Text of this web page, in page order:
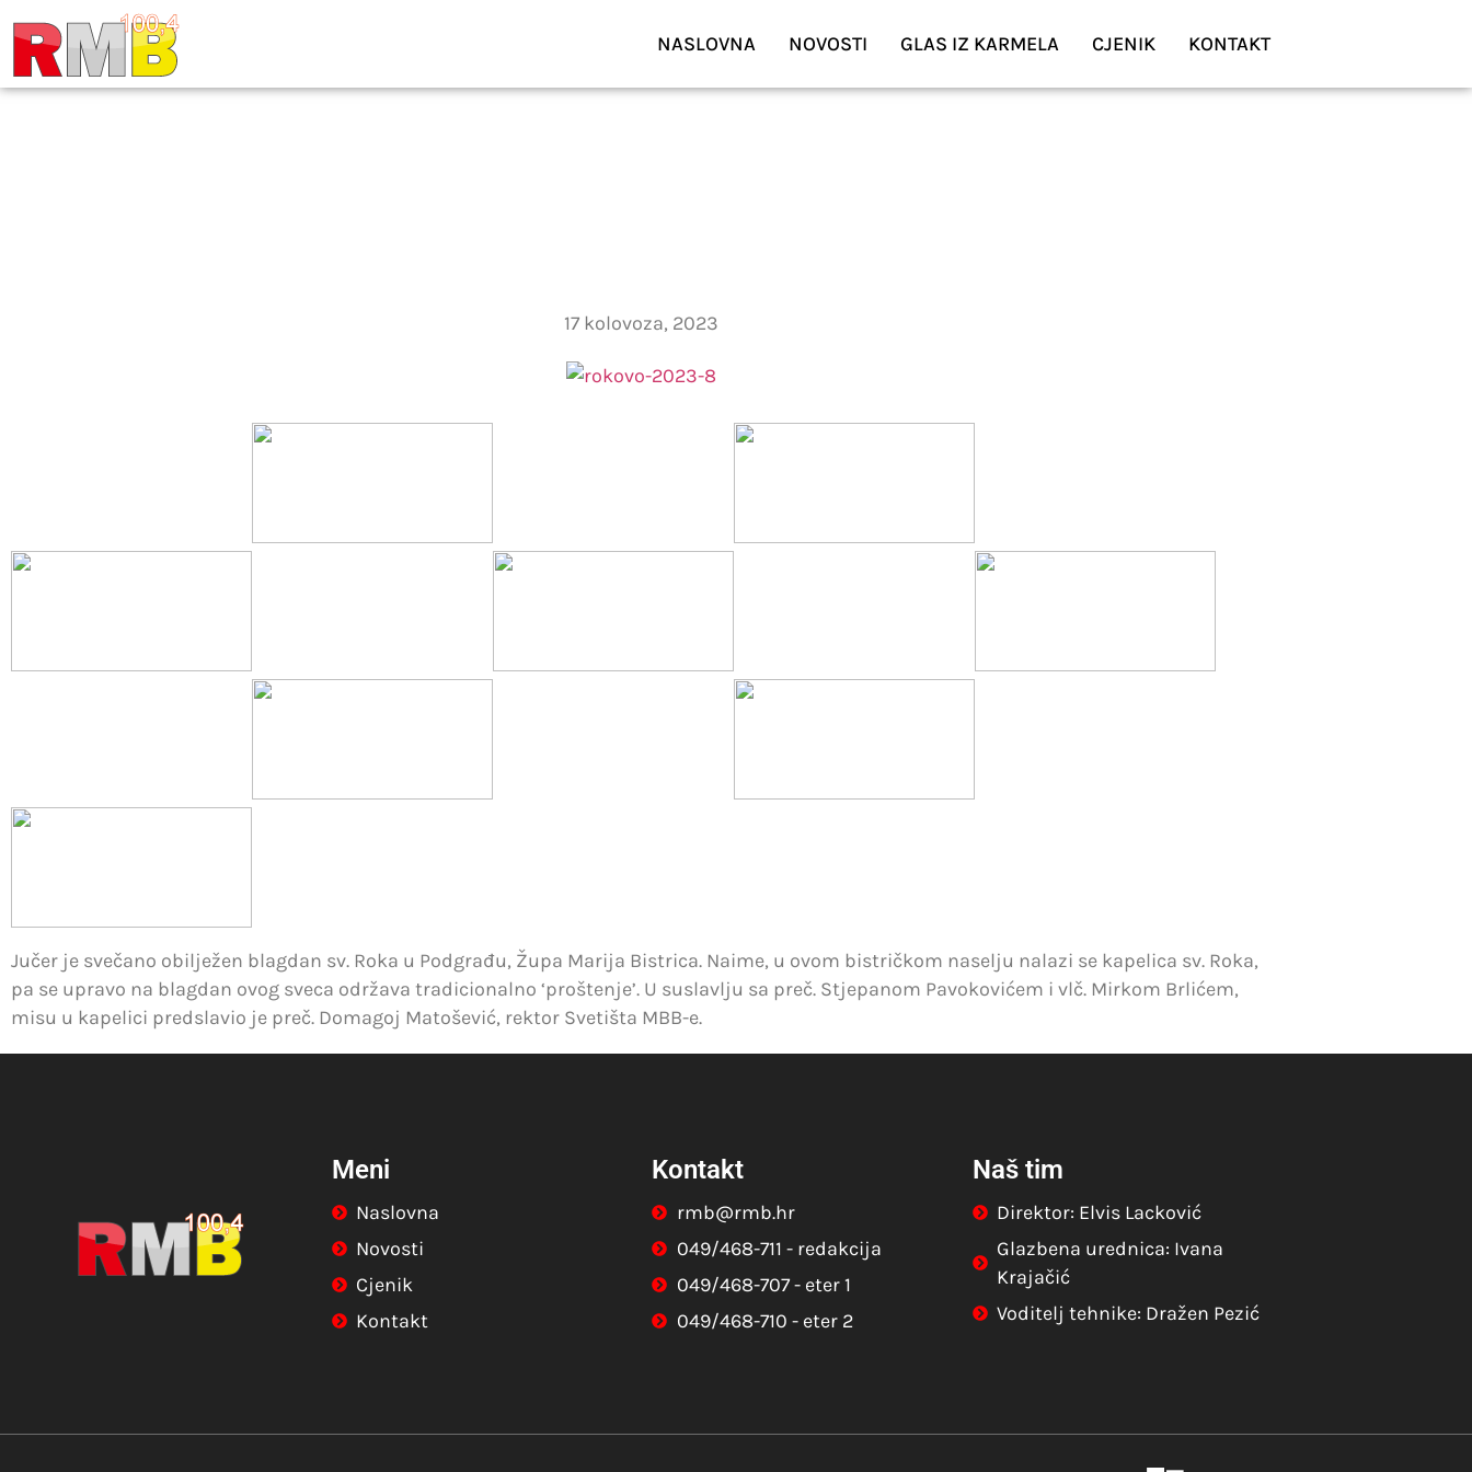
NASLOVNA NOVOSTI GLAS IZ KARMELA CJENIK KONTAKT
17 kolovoza, 2023
Jučer je svečano obilježen blagdan sv. Roka u Podgrađu, Župa Marija Bistrica. Naime, u ovom bistričkom naselju nalazi se kapelica sv. Roka,
pa se upravo na blagdan ovog sveca održava tradicionalno ‘proštenje’. U suslavlju sa preč. Stjepanom Pavokovićem i vlč. Mirkom Brlićem,
misu u kapelici predslavio je preč. Domagoj Matošević, rektor Svetišta MBB-e.
Meni
Naslovna
Novosti
Cjenik
Kontakt
Kontakt
rmb@rmb.hr
049/468-711 - redakcija
049/468-707 - eter 1
049/468-710 - eter 2
Naš tim
Direktor: Elvis Lacković
Glazbena urednica: Ivana
Krajačić
Voditelj tehnike: Dražen Pezić